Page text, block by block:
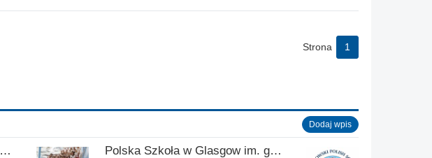
Strona 1
Dodaj wpis
Akademia Języka Polskiego im. gen. Stanisława Maczka przy ECP Polska Szkoła w Glasgow im. gen. Stanisława Sosabowskiego